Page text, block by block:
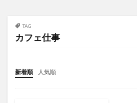
TAG
カフェ仕事
新着順 人気順